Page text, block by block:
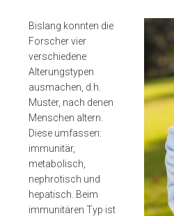
Bislang konnten die
Forscher vier
verschiedene
Alterungstypen
ausmachen, d.h.
Muster, nach denen
Menschen altern.
Diese umfassen:
immunitär,
metabolisch,
nephrotisch und
hepatisch. Beim
immunitären Typ ist